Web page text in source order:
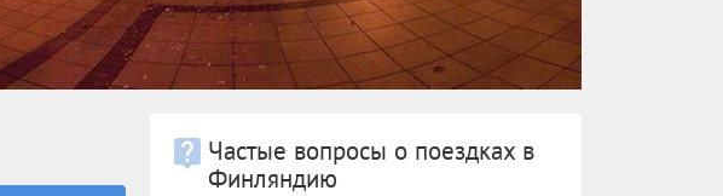
Частые вопросы о поездках в
Финляндию